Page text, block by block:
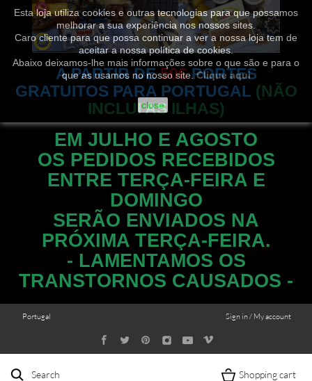
Esta loja utiliza cookies e outras tecnologias para que possamos
melhorar a sua experiência nos nossos sites.
Caro cliente para que possa continuar a ver a nossa loja tem de
aceitar a nossa política de cookies.
Abaixo deixamos-lhe mais informações sobre o que são e para o
que as usamos no nosso site.Clique aqui
close
A PARTIR DE 50€ PORTES
GRATUITOS PARA PORTUGAL (NÃO
INCLUI AS ILHAS)
EM JULHO E AGOSTO
OS PEDIDOS RECEBIDOS
ENTRE TERÇA-FEIRA E
DOMINGO
SERÃO ENVIADOS NA
PRÓXIMA TERÇA-FEIRA.
- LAMENTAMOS OS
TRANSTORNOS CAUSADOS -
Sign in / My account
Portugal
Search Shopping cart